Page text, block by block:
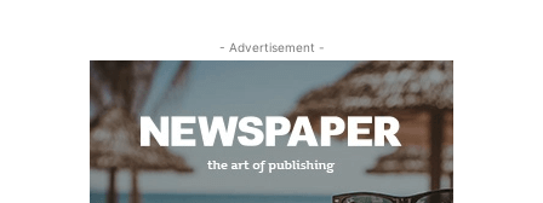
- Advertisement -